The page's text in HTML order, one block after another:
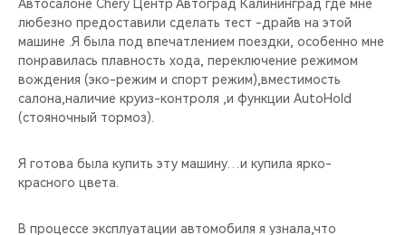
Автосалоне Chery Центр Автоград Калининград где мне
любезно предоставили сделать тест -драйв на этой
машине .Я была под впечатлением поездки, особенно мне
понравилась плавность хода, переключение режимом
вождения (эко-режим и спорт режим),вместимость
салона,наличие круиз-контроля ,и функции AutoHold
(стояночный тормоз).
Я готова была купить эту машину…и купила ярко-
красного цвета.
В процессе эксплуатации автомобиля я узнала,что